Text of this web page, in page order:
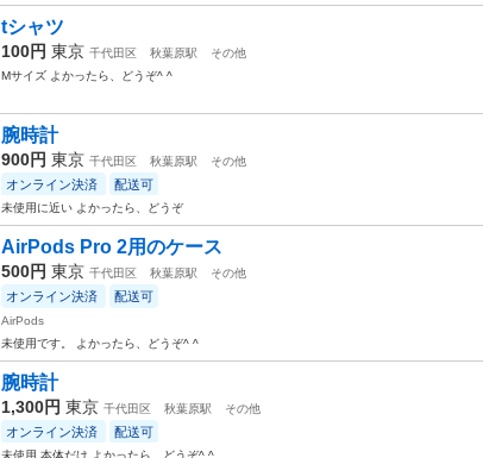
tシャツ
100円 東京 千代田区 秋葉原駅
その他
Mサイズ よかったら、どうぞ^ ^
腕時計
900円 東京 千代田区 秋葉原駅 その他
オンライン決済 配送可
未使用に近い よかったら、どうぞ
AirPods Pro 2用のケース
500円 東京 千代田区 秋葉原駅 その他
オンライン決済 配送可
AirPods
未使用です。 よかったら、どうぞ^ ^
腕時計
1,300円 東京 千代田区 秋葉原駅 その他
オンライン決済 配送可
未使用 本体だけ よかったら、どうぞ^ ^